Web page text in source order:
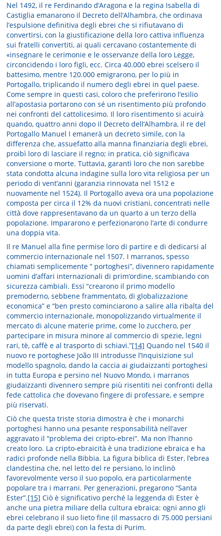
Nel 1492, il re Ferdinando d’Aragona e la regina Isabella di
Castiglia emanarono il Decreto dell’Alhambra, che ordinava
l’espulsione definitiva degli ebrei che si rifiutavano di
convertirsi, con la giustificazione della loro cattiva influenza
sui fratelli convertiti, ai quali cercavano costantemente di
«insegnare le cerimonie e le osservanze della loro Legge,
circoncidendo i loro figli, ecc. Circa 40.000 ebrei scelsero il
battesimo, mentre 120.000 emigrarono, per lo più in
Portogallo, triplicando il numero degli ebrei in quel paese.
Come sempre in questi casi, coloro che preferirono l’esilio
all’apostasia portarono con sé un risentimento più profondo
nei confronti del cattolicesimo. Il loro risentimento si acuirà
quando, quattro anni dopo il Decreto dell’Alhambra, il re del
Portogallo Manuel I emanerà un decreto simile, con la
differenza che, assuefatto alla manna finanziaria degli ebrei,
proibì loro di lasciare il regno; in pratica, ciò significava
conversione o morte. Tuttavia, garantì loro che non sarebbe
stata condotta alcuna indagine sulla loro vita religiosa per un
periodo di vent’anni (garanzia rinnovata nel 1512 e
nuovamente nel 1524). Il Portogallo aveva ora una popolazione
composta per circa il 12% da nuovi cristiani, concentrati nelle
città dove rappresentavano da un quarto a un terzo della
popolazione. Impararono e perfezionarono l’arte di condurre
una doppia vita.
Il re Manuel alla fine permise loro di partire e di dedicarsi al
commercio internazionale nel 1507. I marranos, spesso
chiamati semplicemente ” portoghesi”, divennero rapidamente
uomini d’affari internazionali di prim’ordine, scambiando con
sicurezza cambiali. Essi “crearono il primo modello
premoderno, sebbene frammentato, di globalizzazione
economica” e “ben presto cominciarono a salire alla ribalta del
commercio internazionale, monopolizzando virtualmente il
mercato di alcune materie prime, come lo zucchero, per
partecipare in misura minore al commercio di spezie, legni
rari, tè, caffè e al trasporto di schiavi.”[14] Quando nel 1540 il
nuovo re portoghese João III introdusse l’Inquisizione sul
modello spagnolo, dando la caccia ai giudaizzanti portoghesi
in tutta Europa e persino nel Nuovo Mondo, i marranos
giudaizzanti divennero sempre più risentiti nei confronti della
fede cattolica che dovevano fingere di professare, e sempre
più riservati.
Ciò che questa triste storia dimostra è che i monarchi
portoghesi hanno una pesante responsabilità nell’aver
aggravato il “problema dei cripto-ebrei”. Ma non l’hanno
creato loro. La cripto-ebraicità è una tradizione ebraica e ha
radici profonde nella Bibbia. La figura biblica di Ester, l’ebrea
clandestina che, nel letto del re persiano, lo inclinò
favorevolmente verso il suo popolo, era particolarmente
popolare tra i marrani. Per generazioni, pregarono “Santa
Ester”.[15] Ciò è significativo perché la leggenda di Ester è
anche una pietra miliare della cultura ebraica: ogni anno gli
ebrei celebrano il suo lieto fine (il massacro di 75.000 persiani
da parte degli ebrei) con la festa di Purim.